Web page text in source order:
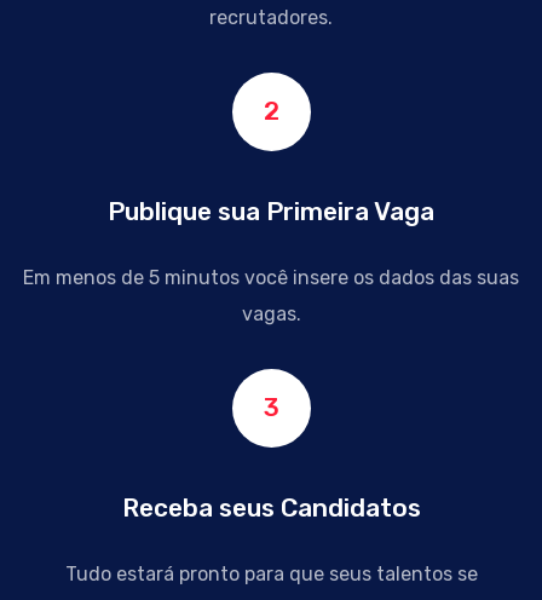
recrutadores.
2
Publique sua Primeira Vaga
Em menos de 5 minutos você insere os dados das suas
vagas.
3
Receba seus Candidatos
Tudo estará prontopara que seus talentosse